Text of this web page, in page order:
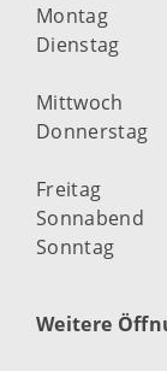
Montag
Dienstag
Mittwoch
Donnerstag
Freitag
Sonnabend
Sonntag
Weitere